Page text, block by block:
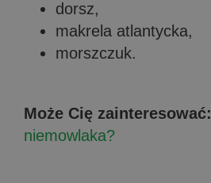
dorsz,
makrela atlantycka,
morszczuk.
Może Cię zainteresować:
niemowlaka?